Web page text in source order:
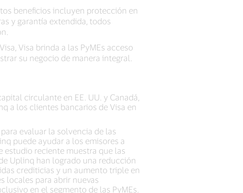
beneficios incluyen protección en
y garantía extendida, todos
Visa brinda a las PyMEs acceso
su negocio de manera integral.
circulante en EE. UU. y Canadá,
a los clientes bancarios de Visa en
evaluar la solvencia de las
puede ayudar a los emisores a
estudio reciente muestra que las
Uplinq han logrado una reducción
crediticias y un aumento triple en
locales para abrir nuevas
en el segmento de las PyMEs.